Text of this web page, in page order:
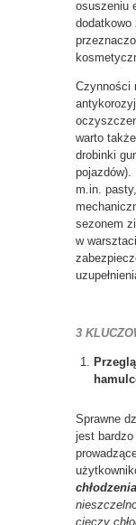
osuszeniu
dodatkowo
Czynności
warto
drobinki
pojazdów).
m.in.
sezonem
w
3
Sprawne
jest
cieczy